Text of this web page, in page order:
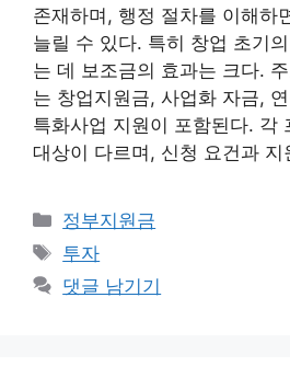
존재하며, 행정 절차를 이해하
늘릴 수 있다. 특히 창업 초기
는 데 보조금의 효과는 크다.
는 창업지원금, 사업화 자금,
특화사업 지원이 포함된다. 각
대상이 다르며, 신청 요건과
카
테
리
정부지원금
태
그
투자
댓글 남기기